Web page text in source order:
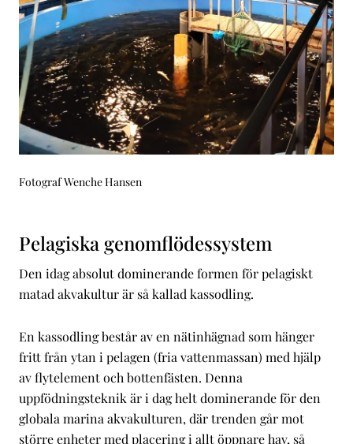
Fotograf Wenche Hansen
Pelagiska genomflödessystem
Den idag absolut dominerande formen för pelagiskt
matad akvakultur är så kallad kassodling.
En kassodling består av en nätinhägnad som hänger
fritt från ytan i pelagen (fria vattenmassan) med hjälp
av flytelement och bottenfästen. Denna
uppfödningsteknik är i dag helt dominerande för den
globala marina akvakulturen, där trenden går mot
större enheter med placering i allt öppnare hav, så